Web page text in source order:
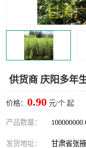
供货商 庆阳多年
价格： 0.90 元/个 起
产品数量：
发货地址： 甘肃省张